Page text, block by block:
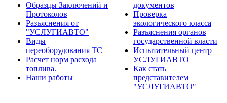
Образцы Заключений и
Протоколов
Разъяснения от
"УСЛУГИАВТО"
Виды
переоборудования ТС
Расчет норм расхода
топлива.
Наши работы
документов
Проверка
экологического класса
Разъяснения органов
государственной власти
Испытательный центр
УСЛУГИАВТО
Как стать
представителем
"УСЛУГИАВТО"